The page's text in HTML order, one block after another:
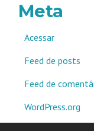
Meta
Acessar
Feed de posts
Feed de
WordPress.org